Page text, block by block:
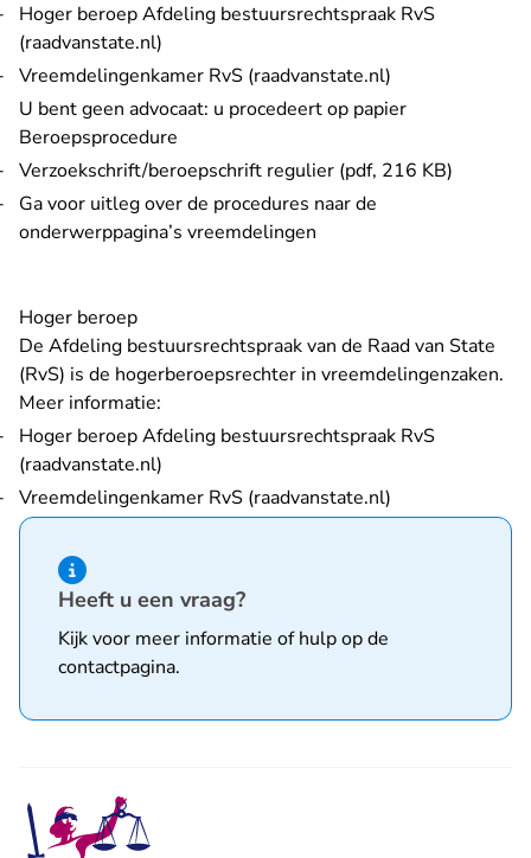
Hoger beroep Afdeling bestuursrechtspraak RvS
(raadvanstate.nl)
Vreemdelingenkamer RvS (raadvanstate.nl)
U bent geen advocaat: u procedeert op papier
Beroepsprocedure
Verzoekschrift/beroepschrift regulier (pdf, 216 KB)
Ga voor uitleg over de procedures naar de
onderwerppagina’s vreemdelingen
Hoger beroep
De Afdeling bestuursrechtspraak van de Raad van State
(RvS) is de hogerberoepsrechter in vreemdelingenzaken.
Meer informatie:
Hoger beroep Afdeling bestuursrechtspraak RvS
(raadvanstate.nl)
Vreemdelingenkamer RvS (raadvanstate.nl)
Hint van type informatie
Heeft u een vraag?
Kijk voor meer informatie of hulp op de
contactpagina.